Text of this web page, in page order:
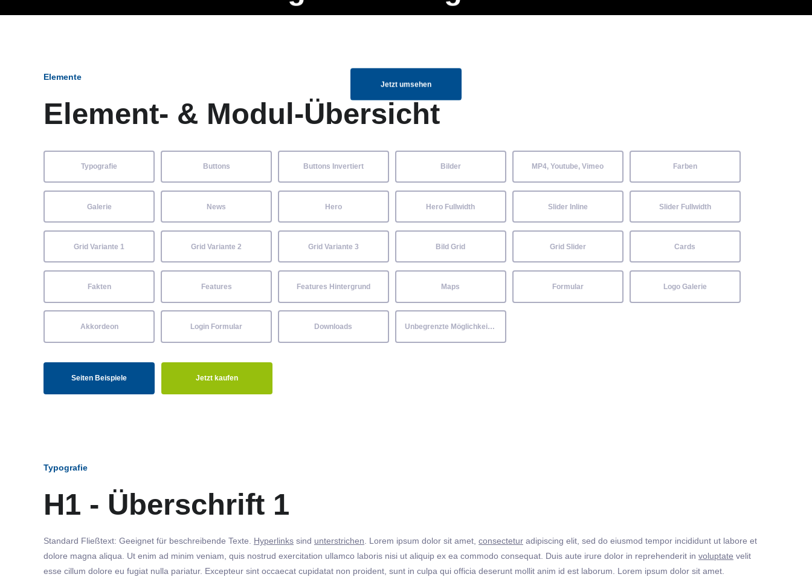
Jetzt umsehen
Elemente
Element- & Modul-Übersicht
Typografie Buttons Buttons Invertiert Bilder MP4, Youtube, Vimeo Farben
Galerie News Hero Hero Fullwidth Slider Inline Slider Fullwidth
Grid Variante 1 Grid Variante 2 Grid Variante 3 Bild Grid Grid Slider Cards
Fakten Features Features Hintergrund Maps Formular Logo Galerie
Akkordeon Login Formular Downloads Unbegrenzte Möglichkeiten
Seiten Beispiele Jetzt kaufen
Typografie
H1 - Überschrift 1
Standard Fließtext: Geeignet für beschreibende Texte. Hyperlinks sind unterstrichen . Lorem ipsum dolor sit amet, consectetur adipiscing elit, sed do eiusmod tempor incididunt ut labore et
dolore magna aliqua. Ut enim ad minim veniam, quis nostrud exercitation ullamco laboris nisi ut aliquip ex ea commodo consequat. Duis aute irure dolor in reprehenderit in voluptate velit
esse cillum dolore eu fugiat nulla pariatur. Excepteur sint occaecat cupidatat non proident, sunt in culpa qui officia deserunt mollit anim id est laborum. Lorem ipsum dolor sit amet.